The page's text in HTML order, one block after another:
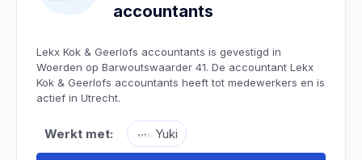
accountants
Lekx Kok & Geerlofs accountants is gevestigd in
Woerden op Barwoutswaarder 41. De accountant Lekx
Kok & Geerlofs accountants heeft tot medewerkers en is
actief in Utrecht.
Werkt met: Yuki